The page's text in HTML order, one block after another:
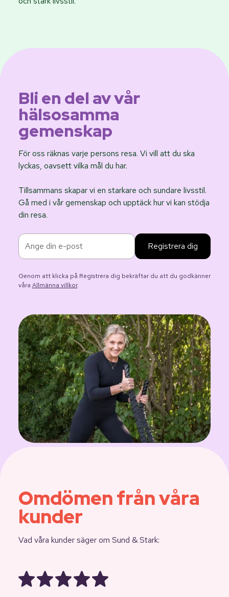
Bli en del av vår
hälsosamma
gemenskap
För oss räknas varje persons resa. Vi vill att du ska
lyckas, oavsett vilka mål du har.
Tillsammans skapar vi en starkare och sundare livsstil.
Gå med i vår gemenskap och upptäck hur vi kan stödja
din resa.
Genom att klicka på Registrera dig bekräftar du att du godkänner
våra Allmänna villkor.
Omdömen från våra
kunder
Vad våra kunder säger om Sund & Stark: